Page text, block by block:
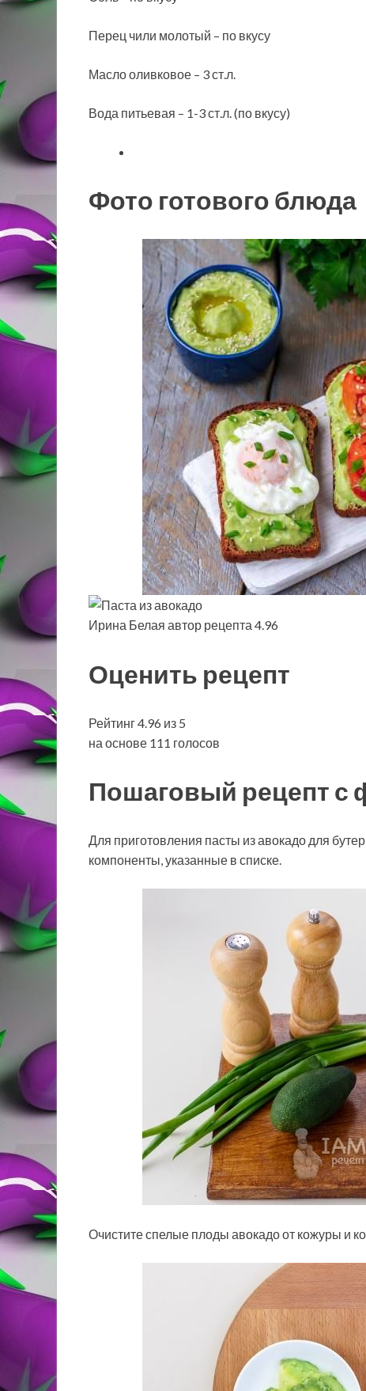
Перец чили молотый – по вкусу
Масло оливковое – 3 ст.л.
Вода питьевая – 1-3 ст.л. (по вкусу)
Фото готового блюда
Ирина Белая автор рецепта 4.96
Оценить рецепт
Рейтинг 4.96 из 5
на основе 111 голосов
Пошаговый рецепт с
Для приготовления пасты из авокадо для
компоненты, указанные в списке.
Очистите спелые плоды авокадо от кожуры и